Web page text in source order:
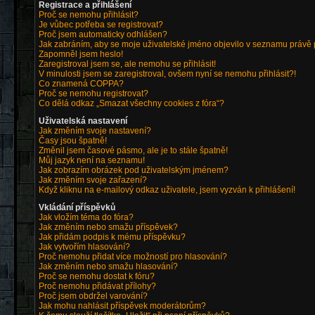
Registrace a přihlášení
Proč se nemohu přihlásit?
Je vůbec potřeba se registrovat?
Proč jsem automaticky odhlášen?
Jak zabráním, aby se moje uživatelské jméno objevilo v seznamu právě
Zapomněl jsem heslo!
Zaregistroval jsem se, ale nemohu se přihlásit!
V minulosti jsem se zaregistroval, ovšem nyní se nemohu přihlásit?!
Co znamená COPPA?
Proč se nemohu registrovat?
Co dělá odkaz „Smazat všechny cookies z fóra“?
Uživatelská nastavení
Jak změním svoje nastavení?
Časy jsou špatně!
Změnil jsem časové pásmo, ale je to stále špatně!
Můj jazyk není na seznamu!
Jak zobrazím obrázek pod uživatelským jménem?
Jak změním svoje zařazení?
Když kliknu na e-mailový odkaz uživatele, jsem vyzván k přihlášení!
Vkládání příspěvků
Jak vložím téma do fóra?
Jak změním nebo smažu příspěvek?
Jak přidám podpis k mému příspěvku?
Jak vytvořím hlasování?
Proč nemohu přidat více možností pro hlasování?
Jak změním nebo smažu hlasování?
Proč se nemohu dostat k fóru?
Proč nemohu přidávat přílohy?
Proč jsem obdržel varování?
Jak mohu nahlásit příspěvek moderátorům?